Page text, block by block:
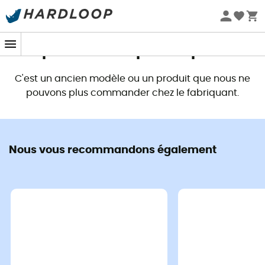
Promos d'été 🔥 -5 % EXTRA dès 2 produits* code Summer5
C'est un ancien modèle ou un produit que nous ne
pouvons plus commander chez le fabriquant.
Nous vous recommandons également